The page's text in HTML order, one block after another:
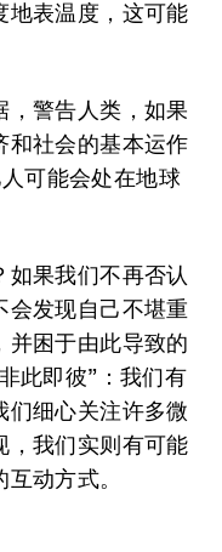
地表温度，这可能
，警告人类，如果
和社会的基本运作
可能会处在地球
果我们不再否认
会发现自己不堪重
并困于由此导致的
此即彼”：我们有
们细心关注许多微
，我们实则有可能
动方式。